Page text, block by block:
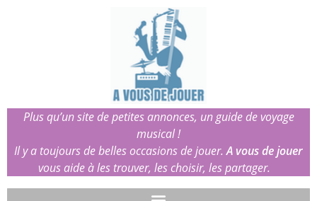
Plus qu’un site de petites annonces, un guide de voyage
musical !
Il y a toujours de belles occasions de jouer.A vous de jouer
vous aide à les trouver, les choisir, les partager.